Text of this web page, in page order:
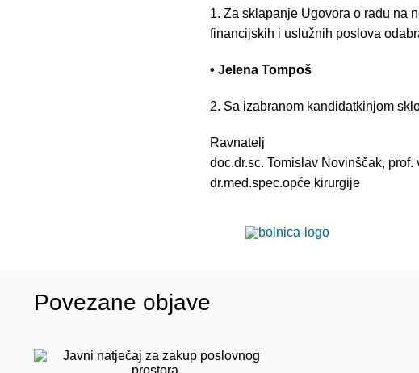
1. Za sklapanje Ugovora o radu na
financijskih i uslužnih poslova
• Jelena Tompoš
2. Sa izabranom kandidatkinjom
Ravnatelj
doc.dr.sc. Tomislav Novinščak, prof.
dr.med.spec.opće kirurgije
Povezane objave